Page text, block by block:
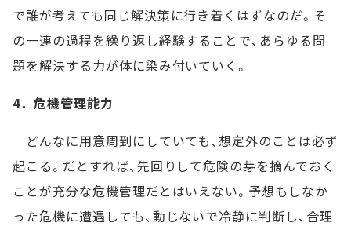
で誰が考えても同じ解決策に行き着くはずなのだ。そ
の一連の過程を繰り返し経験することで、あらゆる問
題を解決する力が体に染み付いていく。
4．危機管理能力
どんなに用意周到にしていても、想定外のことは必ず
起こる。だとすれば、先回りして危険の芽を摘んでおく
ことが充分な危機管理だとはいえない。予想もしなか
った危機に遭遇しても、動じないで冷静に判断し、合理